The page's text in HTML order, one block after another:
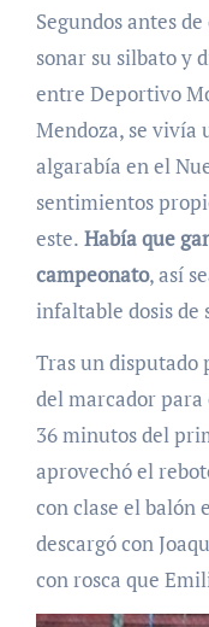
Segundos antes
sonar su silbato y
entre Deportivo
Mendoza, se vivía
algarabía en el
sentimientos
este. Había que
campeonato, así
infaltable dosis
Tras un
del marcador
36 minutos del
aprovechó el
con clase el balón
descargó con
con rosca que